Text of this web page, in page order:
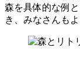
森を具体的な例
き、みなさんも